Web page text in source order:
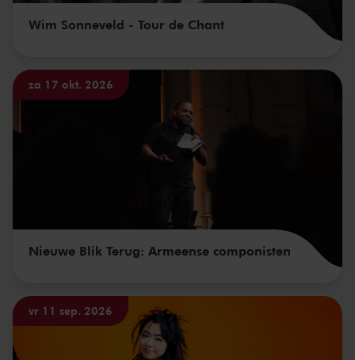
Wim Sonneveld - Tour de Chant
za 17 okt. 2026
Nieuwe Blik Terug: Armeense componisten
vr 11 sep. 2026